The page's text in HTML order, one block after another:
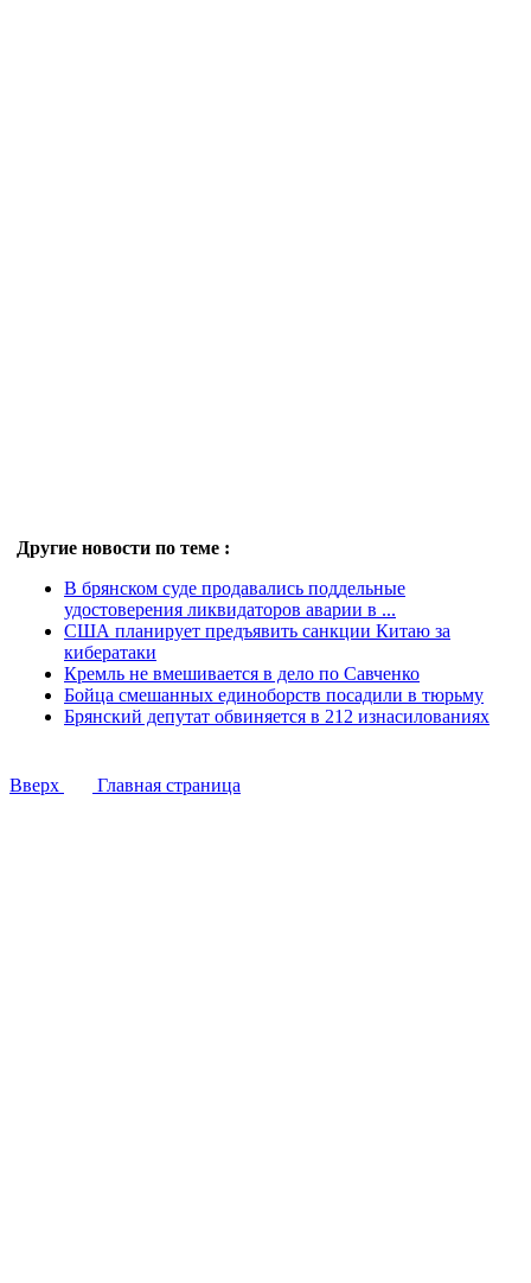
Другие новости по теме :
В брянском суде продавались поддельные
удостоверения ликвидаторов аварии в ...
США планирует предъявить санкции Китаю за
кибератаки
Кремль не вмешивается в дело по Савченко
Бойца смешанных единоборств посадили в тюрьму
Брянский депутат обвиняется в 212 изнасилованиях
Вверх Главная страница